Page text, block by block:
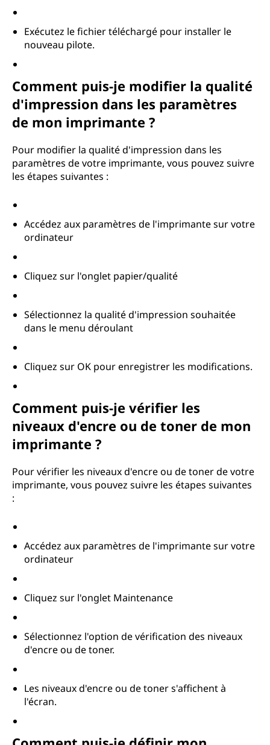
Exécutez le fichier téléchargé pour installer le
nouveau pilote.
Comment puis-je modifier la qualité
d'impression dans les paramètres
de mon imprimante ?
Pour modifier la qualité d'impression dans les
paramètres de votre imprimante, vous pouvez suivre
les étapes suivantes :
Accédez aux paramètres de l'imprimante sur votre
ordinateur
Cliquez sur l'onglet papier/qualité
Sélectionnez la qualité d'impression souhaitée
dans le menu déroulant
Cliquez sur OK pour enregistrer les modifications.
Comment puis-je vérifier les
niveaux d'encre ou de toner de mon
imprimante ?
Pour vérifier les niveaux d'encre ou de toner de votre
imprimante, vous pouvez suivre les étapes suivantes
:
Accédez aux paramètres de l'imprimante sur votre
ordinateur
Cliquez sur l'onglet Maintenance
Sélectionnez l'option de vérification des niveaux
d'encre ou de toner.
Les niveaux d'encre ou de toner s'affichent à
l'écran.